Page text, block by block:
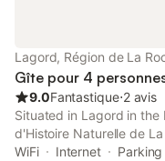
Lagord, Région de La
Gîte pour 4
9.0Fantastique⋅2 avis
Situated in Lagord in the
d'Histoire Naturelle de
nearby, ღ Manova -
WiFi Internet
Parking